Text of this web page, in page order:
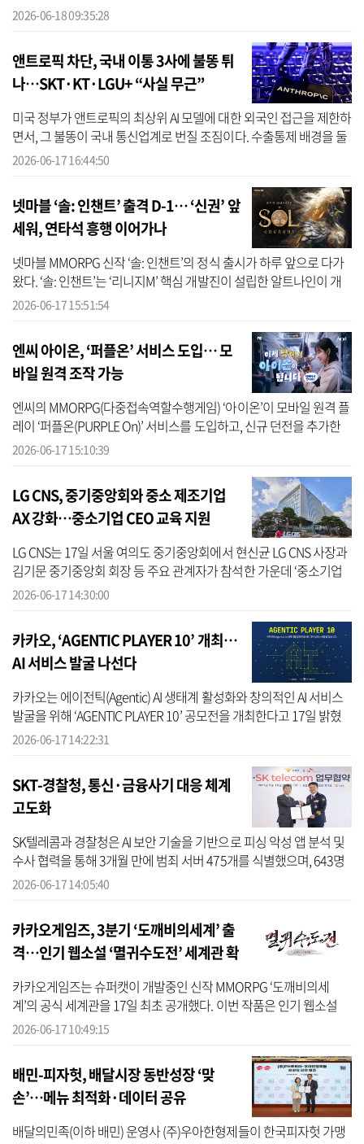
나를 개최했다고 18일 밝혔다. 지난 17일 오후
2026-06-18 09:35:28
앤트로픽 차단, 국내 이통 3사에 불똥 튀
나…SKT·KT·LGU+ “사실 무근”
미국 정부가 앤트로픽의 최상위 AI 모델에 대한 외국인 접근을 제한하
면서, 그 불똥이 국내 통신업계로 번질 조짐이다. 수출통제 배경을 둘
러싸고 외신 보도에 ‘중국과 연계된 것으로 의심되는 한국 통신사’가
2026-06-17 16:44:50
넷마블 ‘솔: 인챈트’ 출격 D-1… ‘신권’ 앞
세워, 연타석 흥행 이어가나
넷마블 MMORPG 신작 ‘솔: 인챈트’의 정식 출시가 하루 앞으로 다가
왔다. ‘솔: 인챈트’는 ‘리니지M’ 핵심 개발진이 설립한 알트나인이 개
발하고 넷마블이 서비스를 맡은 작품으로, 이용자가 게임 운영에 직
2026-06-17 15:51:54
엔씨 아이온, ‘퍼플온’ 서비스 도입… 모
바일 원격 조작 가능
엔씨의 MMORPG(다중접속역할수행게임) ‘아이온’이 모바일 원격 플
레이 ‘퍼플온(PURPLE On)’ 서비스를 도입하고, 신규 던전을 추가한
다. 새롭게 도입되는 ‘퍼플온’은 엔씨의 크로스 플레이 플랫폼 ‘퍼플
2026-06-17 15:10:39
LG CNS, 중기중앙회와 중소 제조기업
AX 강화…중소기업 CEO 교육 지원
LG CNS는 17일 서울 여의도 중기중앙회에서 현신균 LG CNS 사장과
김기문 중기중앙회 회장 등 주요 관계자가 참석한 가운데 ‘중소기업
AI 확산을 위한 대·중소 상생협력 모델 발굴 업무협약(MOU)’을 체결
2026-06-17 14:30:00
카카오, ‘AGENTIC PLAYER 10’ 개최…
AI 서비스 발굴 나선다
카카오는 에이전틱(Agentic) AI 생태계 활성화와 창의적인 AI 서비스
발굴을 위해 ‘AGENTIC PLAYER 10’ 공모전을 개최한다고 17일 밝혔
다. 이번 공모전은 카카오의 MCP(Model Context Protocol) 기반 개
2026-06-17 14:22:31
SKT-경찰청, 통신·금융사기 대응 체계
고도화
SK텔레콤과 경찰청은 AI 보안 기술을 기반으로 피싱 악성 앱 분석 및
수사 협력을 통해 3개월 만에 범죄 서버 475개를 식별했으며, 643명
의 금전적 피해를 예방하는 성과를 거뒀다고 17일 밝혔다. 이는 보이
2026-06-17 14:05:40
카카오게임즈, 3분기 ‘도깨비의세계’ 출
격…인기 웹소설 ‘멸귀수도전’ 세계관 확
장
카카오게임즈는 슈퍼캣이 개발중인 신작 MMORPG ‘도깨비의세
계’의 공식 세계관을 17일 최초 공개했다. 이번 작품은 인기 웹소설
‘멸귀수도전’의 IP(지식재산권)을 기반으로 한다. ‘멸귀수도전’은 콘텐
2026-06-17 10:49:15
배민-피자헛, 배달시장 동반성장 ‘맞
손’…메뉴 최적화·데이터 공유
배달의민족(이하 배민) 운영사 (주)우아한형제들이 한국피자헛 가맹